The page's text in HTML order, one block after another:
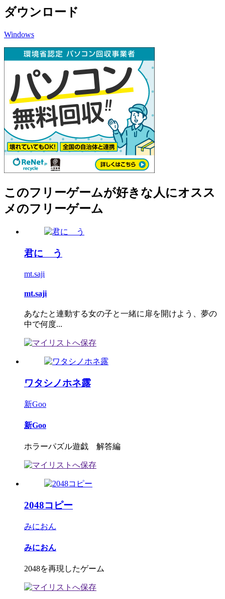
ダウンロード
Windows
このフリーゲームが好きな人にオスス
メのフリーゲーム
君に う
mt.saji
mt.saji
あなたと連動する女の子と一緒に扉を開けよう、夢の
中で何度...
ワタシノホネ露
新Goo
新Goo
ホラーパズル遊戯 解答編
2048コピー
みにおん
みにおん
2048を再現したゲーム